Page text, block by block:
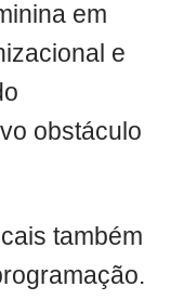
em
e
obstáculo
também